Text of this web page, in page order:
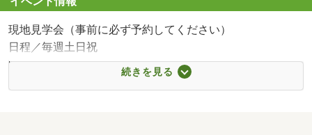
現地見学会（事前に必ず予約してください）
日程／毎週土日祝
時間／10:00～20:00
◆◇◆━━━━━━━━━━━━━━━━━━◆◇◆
続きを見る